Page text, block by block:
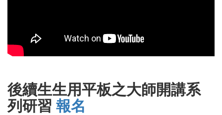
後續生生用平板之大師開講系
列研習 報名